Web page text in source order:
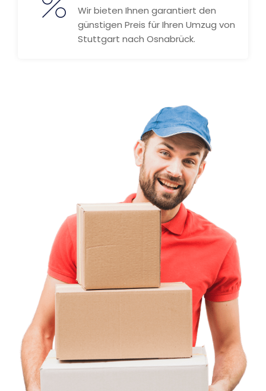
Wir bieten Ihnen garantiert den
günstigen Preis für Ihren Umzug von
Stuttgart nach Osnabrück.